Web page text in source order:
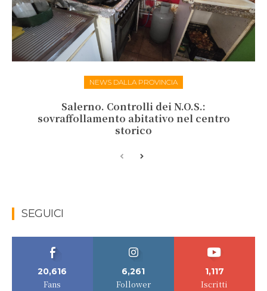
NEWS DALLA PROVINCIA
Salerno. Controlli dei N.O.S.:
sovraffollamento abitativo nel centro
storico
SEGUICI
20,616
Fans
6,261
Follower
1,117
Iscritti